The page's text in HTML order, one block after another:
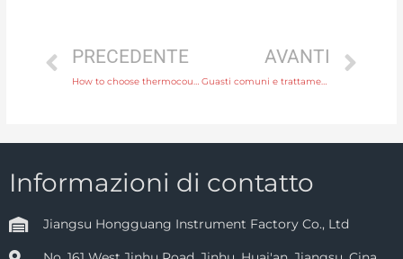
PRECEDENTE AVANTI
Guasti comuni e trattamento del misuratore di portata elettromagnetico
Informazioni di contatto
Jiangsu Hongguang Instrument Factory Co., Ltd